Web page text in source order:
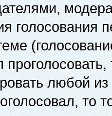
голосования
любой
то